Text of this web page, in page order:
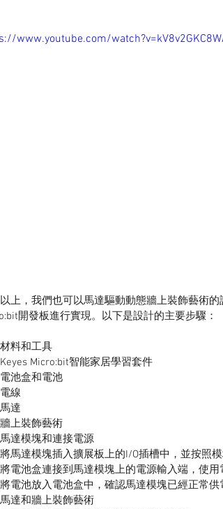
www.youtube.com/
上，我們也可以馬達驅動動態牆上裝飾藝術
開發板進行實現。以下是設計的主要步驟：
料和工具
Keyes Micro:bit智能家居學習套件
電池盒和電池
電線
馬達
牆上裝飾藝術
達模塊和連接電源
將馬達模塊插入擴展板上的I/O插槽中，並按照
將電池盒連接到馬達模塊上的電源輸入端，使用
將電池放入電池盒中，確認馬達模塊已經正常供
達和牆上裝飾藝術